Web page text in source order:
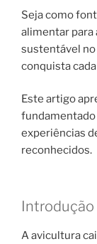
Seja como
alimentar para
sustentável no
conquista
Este artigo
fundamentado
experiências
reconhecidos.
Introdução
A avicultura